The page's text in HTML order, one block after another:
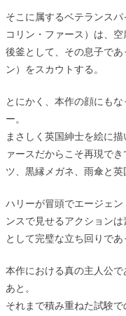
そこに属するベテランス
コリン・ファース）は、
後釜として、その息子で
ン）をスカウトする。
とにかく、本作の顔にも
ー。
まさしく英国紳士を絵に
ァースだからこそ再現で
ツ、黒縁メガネ、雨傘と英
ハリーが冒頭でエージェ
ンスで見せるアクション
として完璧な立ち回りであ
本作における真の主人公
あと。
それまで積み重ねた試験